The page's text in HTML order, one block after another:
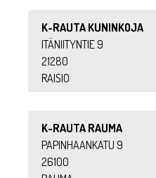
K-RAUTA KUNINKOJA
ITÄNIITYNTIE 9
21280
RAISIO
K-RAUTA RAUMA
PAPINHAANKATU 9
26100